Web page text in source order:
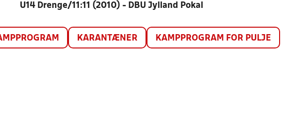
U14 Drenge/11:11 (2010) - DBU Jylland Pokal
KARANTÆNER KAMPPROGRAM FOR PULJE